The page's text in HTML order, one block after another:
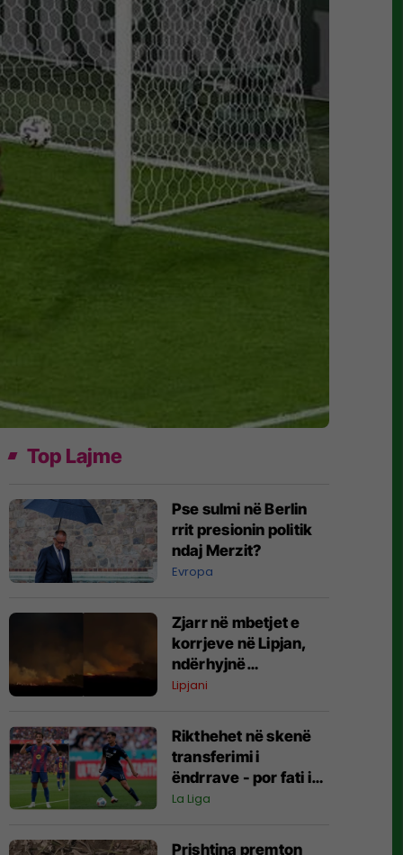
Top Lajme
Pse sulmi në Berlin
rrit presionin politik
ndaj Merzit?
Evropa
Zjarr në mbetjet e
korrjeve në Lipjan,
ndërhyjnë
zjarrëfikësit
Lipjani
Rikthehet në skenë
transferimi i
ëndrrave - por fati i
Fisnik Asllanit
Ferran Torres
La Liga
Prishtina premton